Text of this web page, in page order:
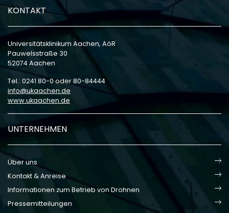
KONTAKT
Universitätsklinikum Aachen, AöR
Pauwelsstraße 30
52074 Aachen
Tel.: 0241 80-0 oder 80-84444
info
ukaachen de
www.ukaachen.de
UNTERNEHMEN
Über uns
Kontakt & Anreise
Informationen zum Betrieb von Drohnen
Pressemitteilungen